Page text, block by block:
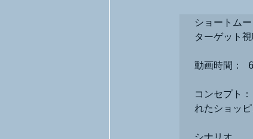
ショートム
ターゲット
動画時間：
コンセプト
れたショッ
シナリオ